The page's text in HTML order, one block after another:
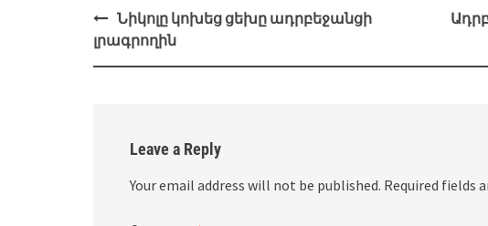
Post
navigation
Նիկոլը կոխեց ցեխը ադրբեջանցի
լրագրողին
Leave a Reply
Your email address will not be published. Required fields